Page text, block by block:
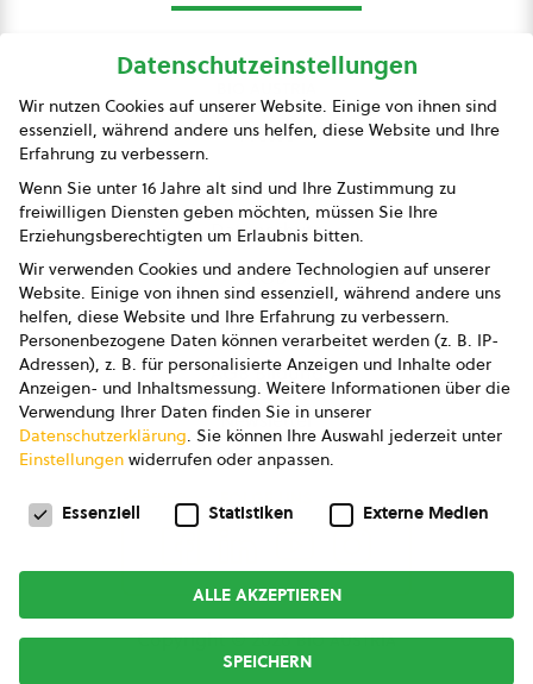
Presse
Impressum
Datenschutz
AGB
AGB Marketing GmbH
AGB Bildung
Newsletter
Copyright © 2026bio austria
Datenschutzeinstellungen
Wir nutzen Cookies auf unserer Website. Einige von ihnen sind
essenziell, während andere uns helfen, diese Website und Ihre
Erfahrung zu verbessern.
Wenn Sie unter 16 Jahre alt sind und Ihre Zustimmung zu
freiwilligen Diensten geben möchten, müssen Sie Ihre
Erziehungsberechtigten um Erlaubnis bitten.
Wir verwenden Cookies und andere Technologien auf unserer
Website. Einige von ihnen sind essenziell, während andere uns
helfen, diese Website und Ihre Erfahrung zu verbessern.
Personenbezogene Daten können verarbeitet werden (z. B. IP-
Adressen), z. B. für personalisierte Anzeigen und Inhalte oder
Anzeigen- und Inhaltsmessung. Weitere Informationen über die
Verwendung Ihrer Daten finden Sie in unserer
Datenschutzerklärung. Sie können Ihre Auswahl jederzeit unter
Einstellungen widerrufen oder anpassen.
Datenschutzeinstellungen
Essenziell Statistiken Externe Medien
ALLE AKZEPTIEREN
SPEICHERN